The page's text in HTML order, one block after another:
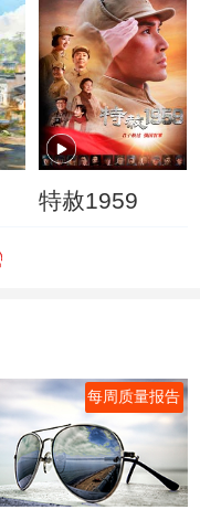
特赦1959
每周质量报告